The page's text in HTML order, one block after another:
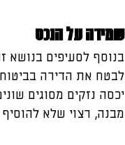
שמירה על הנכס
בנוסף לסעיפים בנושא
יכסה נזקים מסוגים
מבנה, רצוי שלא